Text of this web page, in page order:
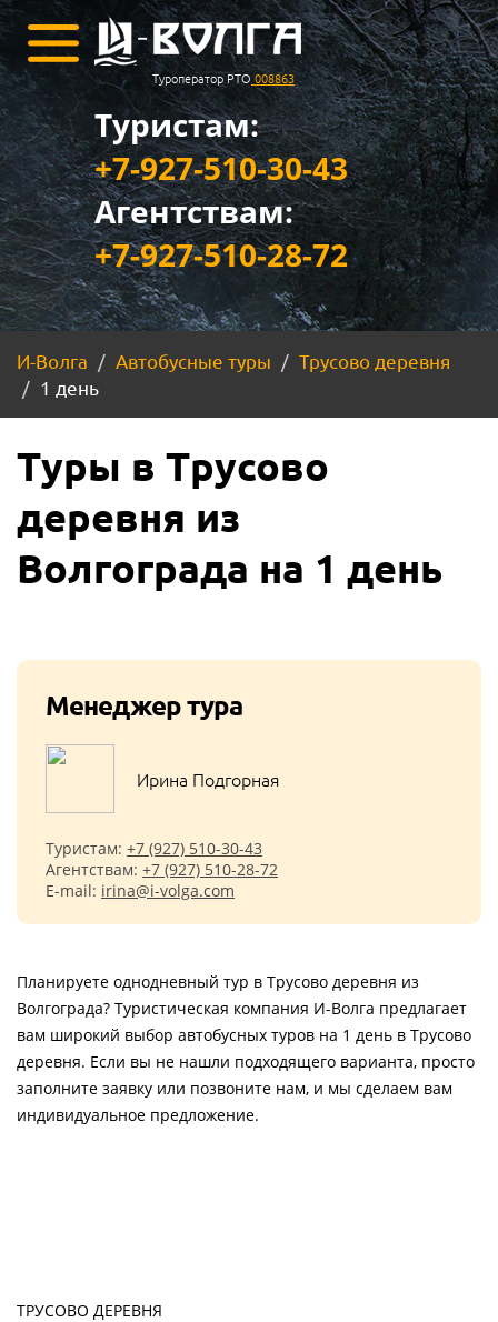
Туроператор РТО 008863
Туристам:
+7-927-510-30-43
Агентствам:
+7-927-510-28-72
И-Волга Автобусные туры
Трусово деревня
1 день
Туры в Трусово
деревня из
Волгограда на 1 день
Менеджер тура
Ирина Подгорная
Туристам: +7 (927) 510-30-43
Агентствам: +7 (927) 510-28-72
E-mail: irina@i-volga.com
Планируете однодневный тур в Трусово деревня из
Волгограда? Туристическая компания И-Волга предлагает
вам широкий выбор автобусных туров на 1 день в Трусово
деревня. Если вы не нашли подходящего варианта, просто
заполните заявку или позвоните нам, и мы сделаем вам
индивидуальное предложение.
ТРУСОВО ДЕРЕВНЯ